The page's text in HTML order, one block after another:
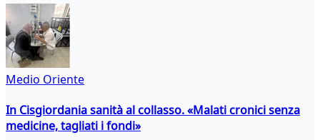
Medio Oriente
In Cisgiordania sanità al collasso. «Malati cronici senza
medicine, tagliati i fondi»